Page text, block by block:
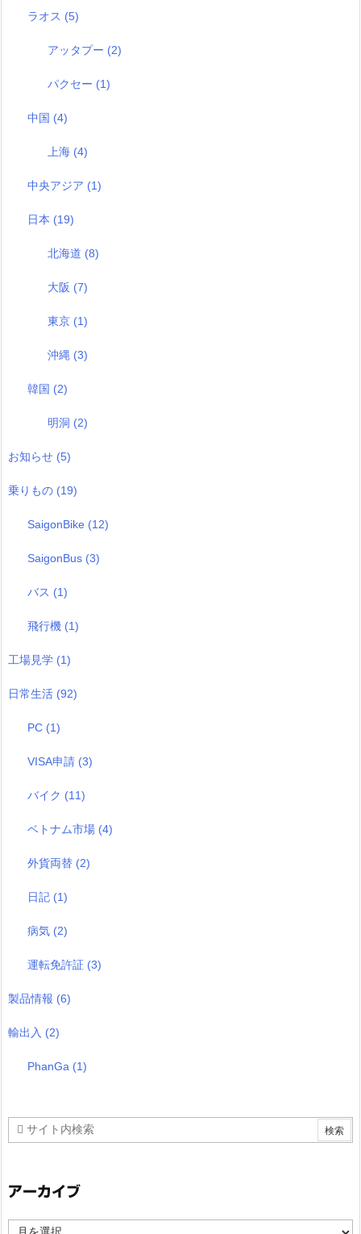
ラオス (5)
アッタプー (2)
パクセー (1)
中国 (4)
上海 (4)
中央アジア (1)
日本 (19)
北海道 (8)
大阪 (7)
東京 (1)
沖縄 (3)
韓国 (2)
明洞 (2)
お知らせ (5)
乗りもの (19)
SaigonBike (12)
SaigonBus (3)
バス (1)
飛行機 (1)
工場見学 (1)
日常生活 (92)
PC (1)
VISA申請 (3)
バイク (11)
ベトナム市場 (4)
外貨両替 (2)
日記 (1)
病気 (2)
運転免許証 (3)
製品情報 (6)
輸出入 (2)
PhanGa (1)
アーカイブ